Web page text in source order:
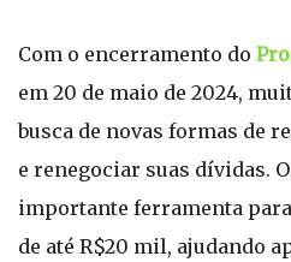
Com o encerramento do
em 20 de maio de 2024,
busca de novas formas de
e renegociar suas dívidas.
importante ferramenta
de até R$20 mil, ajudando